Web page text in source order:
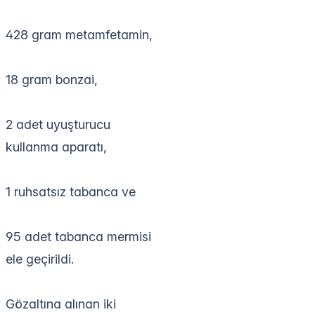
428 gram metamfetamin,
18 gram bonzai,
2 adet uyuşturucu
kullanma aparatı,
1 ruhsatsız tabanca ve
95 adet tabanca mermisi
ele geçirildi.
Gözaltına alınan iki